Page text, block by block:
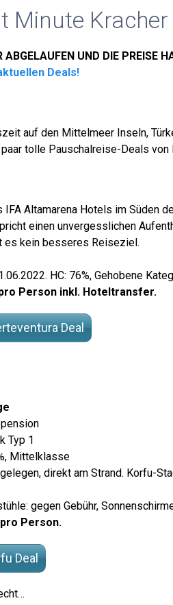
Minute
ABGELAUFEN UND DIE PREISE
Deals!
auf den Mittelmeer Inseln,
tolle Pauschalreise-Deals von
Altamarena Hotels im Süden
einen unvergesslichen
es kein besseres Reiseziel.
HC: 76%, Gehobene
Person inkl. Hoteltransfer.
Deal
Typ 1
Mittelklasse
direkt am Strand. Korfu-
gegen Gebühr,
Person.
Deal